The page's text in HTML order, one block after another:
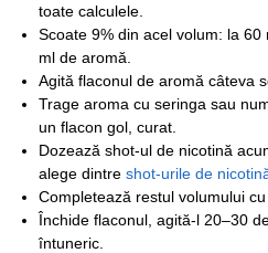
toate calculele.
Scoate 9% din acel volum: la
ml de aromă.
Agită flaconul de aromă câteva
Trage aroma cu seringa sau
un flacon gol, curat.
Dozează shot-ul de nicotină
alege dintre shot-urile de
Completează restul volumului cu
Închide flaconul, agită-l 20–30
întuneric.